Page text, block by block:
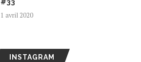
#33
1 avril 2020
INSTAGRAM